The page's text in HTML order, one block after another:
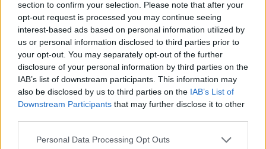
section to confirm your selection. Please note that after your
opt-out request is processed you may continue seeing
interest-based ads based on personal information utilized by
us or personal information disclosed to third parties prior to
your opt-out. You may separately opt-out of the further
disclosure of your personal information by third parties on the
IAB’s list of downstream participants. This information may
also be disclosed by us to third parties on the IAB’s List of
Downstream Participants that may further disclose it to other
Personal Data Processing Opt Outs
Ce parc d’attractions écologique va vous étonner
13 JUIL 2026